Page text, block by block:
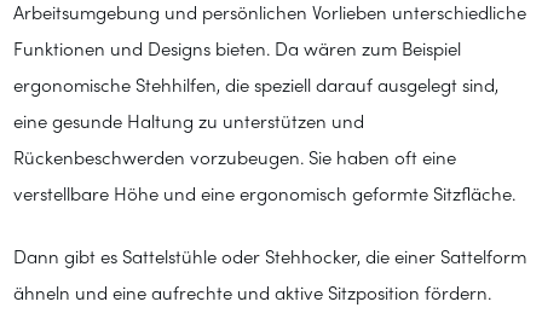
Arbeitsumgebung und persönlichen Vorlieben unterschiedliche
Funktionen und Designs bieten. Da wären zum Beispiel
ergonomische Stehhilfen, die speziell darauf ausgelegt sind,
eine gesunde Haltung zu unterstützen und
Rückenbeschwerden vorzubeugen. Sie haben oft eine
verstellbare Höhe und eine ergonomisch geformte Sitzfläche.
Dann gibt es Sattelstühle oder Stehhocker, die einer Sattelform
ähneln und eine aufrechte und aktive Sitzposition fördern.